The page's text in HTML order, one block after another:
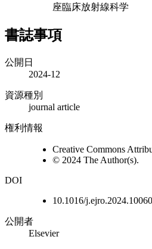
座臨床放射線科学
書誌事項
公開日
2024-12
資源種別
journal article
権利情報
Creative Commons
© 2024 The Author(s).
DOI
10.1016/
公開者
Elsevier